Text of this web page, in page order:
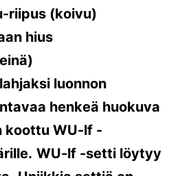
riipus (koivu)
hius
luonnon
henkeä huokuva
koottu WU-lf -
WU-lf -setti löytyy